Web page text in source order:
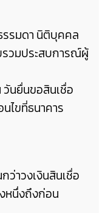
รรมดา นิติบุคคล
วมประสบการณ์ผู้
วันยื่นขอสินเชื่อ
ไขที่ธนาคาร
ว่าวงเงินสินเชื่อ
หนึ่งถึงก่อน